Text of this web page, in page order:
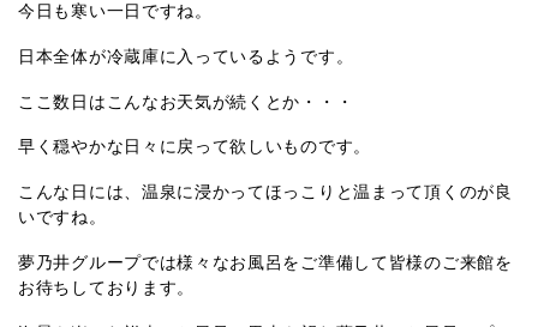
今日も寒い一日ですね。
日本全体が冷蔵庫に入っているようです。
ここ数日はこんなお天気が続くとか・・・
早く穏やかな日々に戻って欲しいものです。
こんな日には、温泉に浸かってほっこりと温まって頂くのが良
いですね。
夢乃井グループでは様々なお風呂をご準備して皆様のご来館を
お待ちしております。